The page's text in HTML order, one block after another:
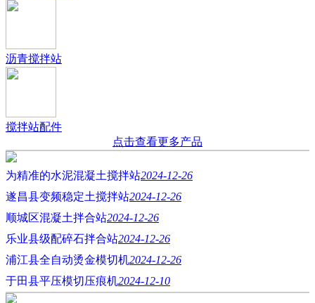
沥青搅拌站
搅拌站配件
点击查看更多产品
为精准的水泥混凝土搅拌站2024-12-26
遂昌县变频稳定土搅拌站2024-12-26
顺城区混凝土拌合站2024-12-26
乐业县级配碎石拌合站2024-12-26
浦江县全自动烫金模切机2024-12-26
于田县平压模切压痕机2024-12-10